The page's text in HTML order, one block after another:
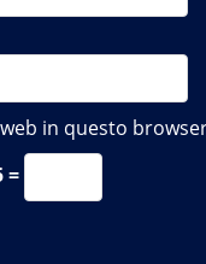
in questo
=